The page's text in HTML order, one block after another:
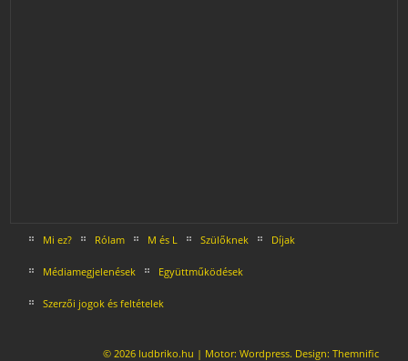
Mi ez? Rólam M és L Szülőknek Díjak
Médiamegjelenések Együttműködések
Szerzői jogok és feltételek
© 2026 ludbriko.hu | Motor: Wordpress. Design: Themnific